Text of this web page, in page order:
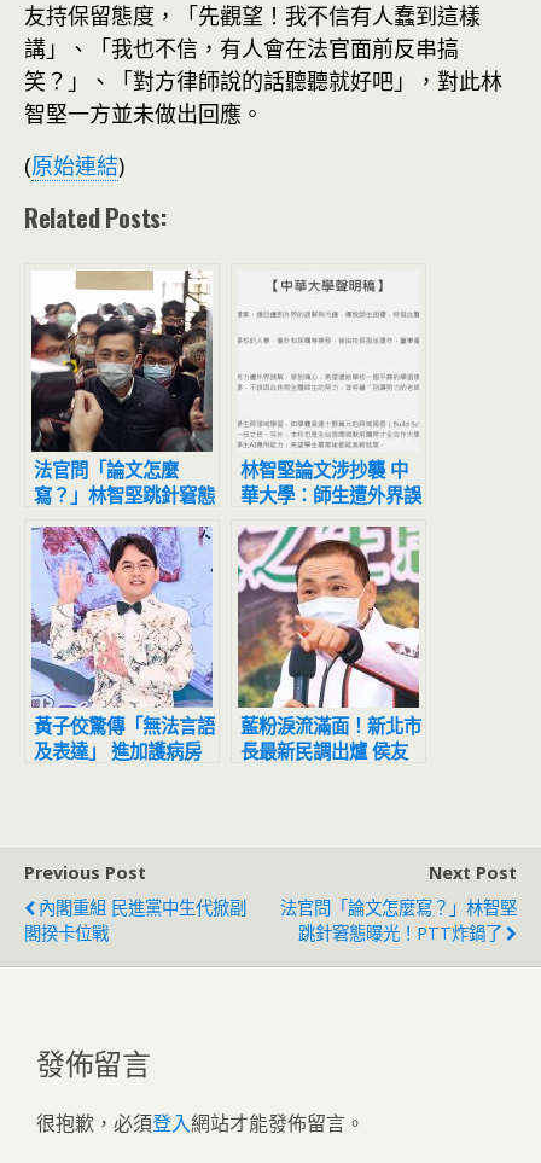
友持保留態度，「先觀望！我不信有人蠢到這樣
講」、「我也不信，有人會在法官面前反串搞
笑？」、「對方律師說的話聽聽就好吧」，對此林
智堅一方並未做出回應。
(原始連結)
Related Posts:
法官問「論文怎麼
寫？」林智堅跳針窘態
曝光！PTT炸鍋了
林智堅論文涉抄襲 中
華大學：師生遭外界誤
解感到痛心
黃子佼驚傳「無法言語
及表達」 進加護病房
藍粉淚流滿面！新北市
長最新民調出爐 侯友
Previous Post
內閣重組 民進黨中生代掀副
閣揆卡位戰
Next Post
法官問「論文怎麼寫？」林智堅
跳針窘態曝光！PTT炸鍋了
發佈留言
很抱歉，必須登入網站才能發佈留言。